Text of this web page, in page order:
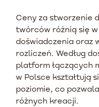
Ceny za stworzenie
twórców różnią się
doświadczenia oraz
rozliczeń. Według
platform łączących
w Polsce kształtują
poziomie, co
różnych kreacji.